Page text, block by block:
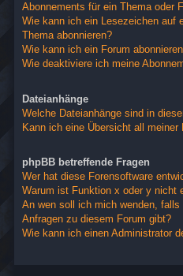
Abonnements für ein Thema oder
Wie kann ich ein Lesezeichen auf
Thema abonnieren?
Wie kann ich ein Forum
Wie deaktiviere ich meine
Dateianhänge
Welche Dateianhänge sind in
Kann ich eine Übersicht all meiner
phpBB betreffende Fragen
Wer hat diese Forensoftware
Warum ist Funktion x oder y nicht
An wen soll ich mich wenden,
Anfragen zu diesem Forum gibt?
Wie kann ich einen Administrator